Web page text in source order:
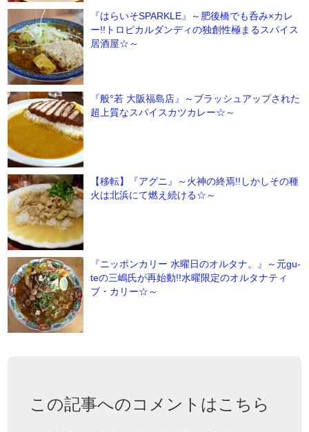
『はらいそSPARKLE』～肥後橋でも呑み×カレ
ー!!トロピカルダンディの独創性極まるスパイス
居酒屋☆～
『般°若 大阪福島店』～ブラッシュアップされた
超上質なスパイスカツカレー☆～
【移転】『アグニ』～火神の終焉!!しかしその種
火は北浜にて燃え続ける☆～
『ニッポンカリー 水曜日のオルタナ。』～元gu-
teの三嶋氏が再始動!!水曜限定のオルタナティ
ブ・カリー☆～
この記事へのコメントはこちら